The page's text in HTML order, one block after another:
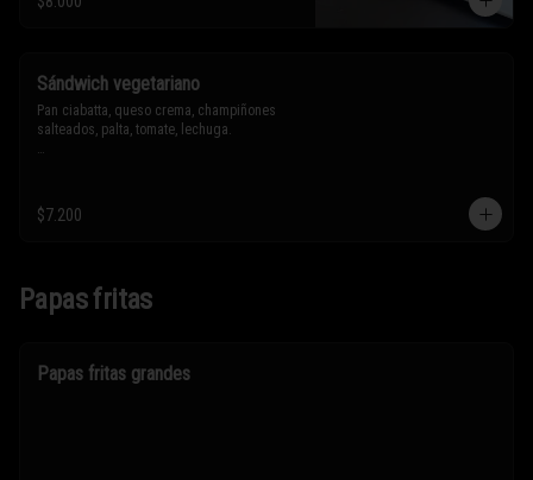
Sólo puedes solicitar eliminar un
Sándwich vegetariano
Pan ciabatta, queso crema, champiñones
salteados, palta, tomate, lechuga.
ingrediente.
$7.200
Papas fritas
Papas fritas grandes